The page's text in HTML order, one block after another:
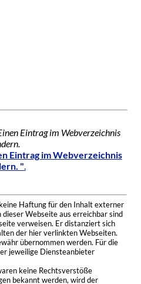
Eintrag im Webverzeichnis
Eintrag im Webverzeichnis
".
Haftung für den Inhalt externer
Webseite aus erreichbar sind
verweisen. Er distanziert sich
der hier verlinkten Webseiten.
übernommen werden. Für die
jeweilige Diensteanbieter
keine Rechtsverstöße
bekannt werden, wird der